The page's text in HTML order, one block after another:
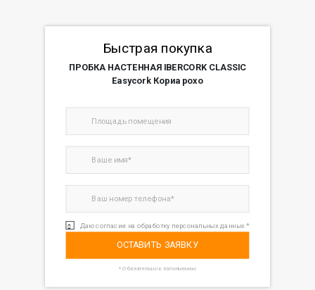
Быстрая покупка
ПРОБКА НАСТЕННАЯ IBERCORK CLASSIC
Easycork Кориа рохо
Даю согласие на обработку персональных данных *
ОСТАВИТЬ ЗАЯВКУ
* Обязательно к заполнению